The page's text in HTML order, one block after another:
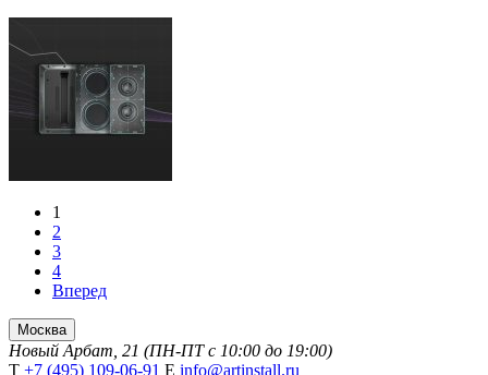
1
2
3
4
Вперед
Москва
Новый Арбат, 21 (ПН-ПТ с 10:00 до 19:00)
Т +7 (495) 109-06-91 Е info@artinstall.ru